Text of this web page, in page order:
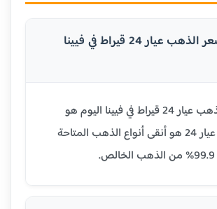
ما هو سعر الذهب عيار 24 قيراط في فيينا
سعر جرام الذهب عيار 24 قيراط في فيينا اليوم هو
121.34 يورو. عيار 24 هو أنقى أنواع الذهب المتاحة